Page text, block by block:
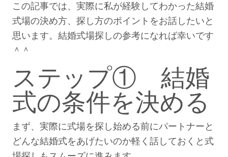
この記事では、実際に私が経験してわかった結婚
式場の決め方、探し方のポイントをお話したいと
思います。結婚式場探しの参考になれば幸いです
＾＾
ステップ① 結婚
式の条件を決める
まず、実際に式場を探し始める前にパートナーと
どんな結婚式をあげたいのか軽く話しておくと式